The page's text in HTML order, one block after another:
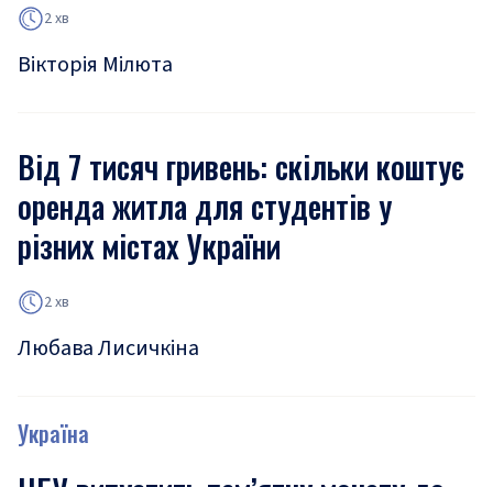
2 хв
Вікторія Мілюта
Від 7 тисяч гривень: скільки коштує
оренда житла для студентів у
різних містах України
2 хв
Любава Лисичкіна
Україна